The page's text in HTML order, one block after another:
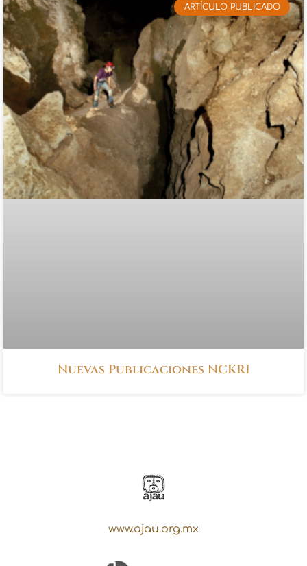
ARTÍCULO PUBLICADO
Nuevas Publicaciones NCKRI
www.ajau.org.mx